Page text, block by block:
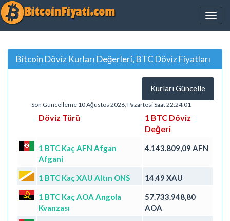
Bitcoin Döviz Kurları Değerleri, BTC Döviz Fiyatları
Kurları Güncelle
Son Güncelleme 10 Ağustos 2026, Pazartesi Saat 22:24:01
Döviz Türü
1 BTC Döviz
Değeri
1 BTC Kaç AFN Afgan
Afgani
4.143.809,09 AFN
1 BTC Kaç XAU Altın ONS 14,49 XAU
1 BTC Kaç AOA Angola
Kvanzası
57.733.948,80
AOA